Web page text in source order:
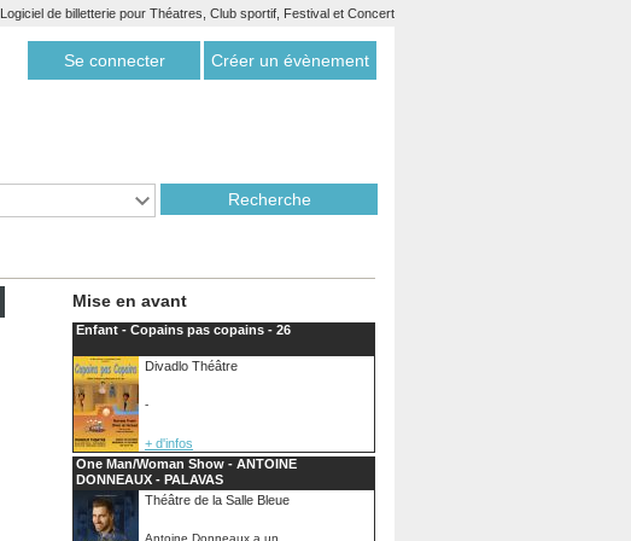
Logiciel de billetterie pour Théatres, Club sportif, Festival et Concert
Se connecter Créer un évènement
Mise en avant
+ d'infos
Enfant - Copains pas copains - 26
Divadlo Théâtre
-
One Man/Woman Show - ANTOINE
DONNEAUX - PALAVAS
Théâtre de la Salle Bleue
Antoine Donneaux a un